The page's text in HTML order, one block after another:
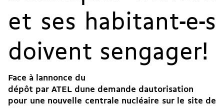
et ses habitant-e-s
doivent sengager!
Face à lannonce du
dépôt par ATEL dune demande dautorisation
pour une nouvelle centrale nucléaire sur le site de